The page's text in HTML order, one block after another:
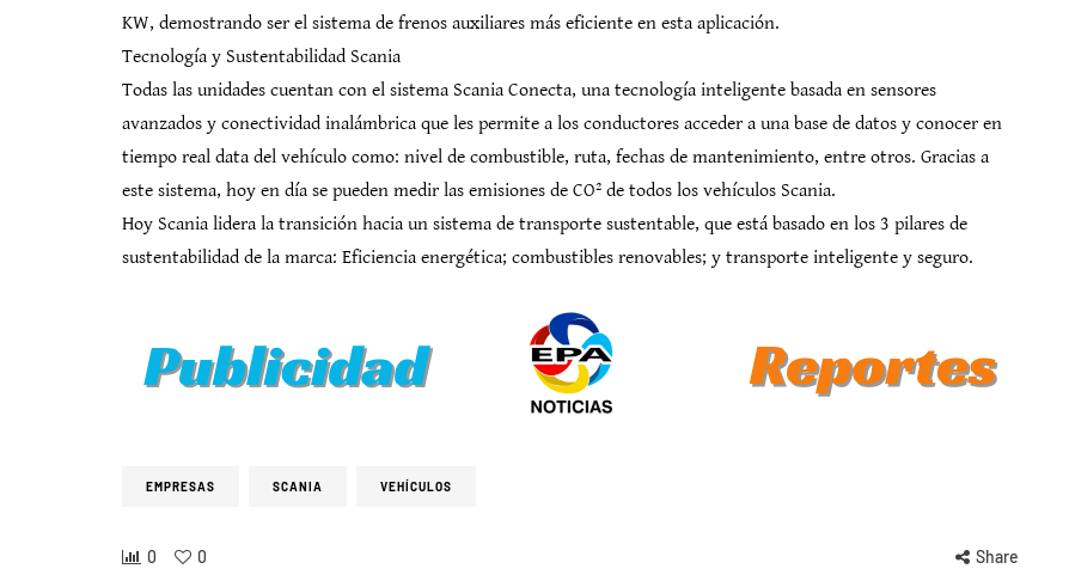
KW, demostrando ser el sistema de frenos auxiliares más eficiente en esta aplicación.
Tecnología y Sustentabilidad Scania
Todas las unidades cuentan con el sistema Scania Conecta, una tecnología inteligente basada en sensores
avanzados y conectividad inalámbrica que les permite a los conductores acceder a una base de datos y conocer en
tiempo real data del vehículo como: nivel de combustible, ruta, fechas de mantenimiento, entre otros. Gracias a
este sistema, hoy en día se pueden medir las emisiones de CO² de todos los vehículos Scania.
Hoy Scania lidera la transición hacia un sistema de transporte sustentable, que está basado en los 3 pilares de
sustentabilidad de la marca: Eficiencia energética; combustibles renovables; y transporte inteligente y seguro.
EMPRESAS SCANIA VEHÍCULOS
0 0 Share